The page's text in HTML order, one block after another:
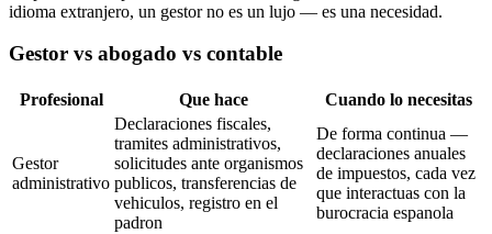
idioma extranjero, un gestor no es un lujo — es una necesidad.
Gestor vs abogado vs contable
Profesional Que hace Cuando lo necesitas
Gestor
administrativo
Declaraciones fiscales,
tramites administrativos,
solicitudes ante organismos
publicos, transferencias de
vehiculos, registro en el
padron
De forma continua —
declaraciones anuales
de impuestos, cada vez
que interactuas con la
burocracia espanola